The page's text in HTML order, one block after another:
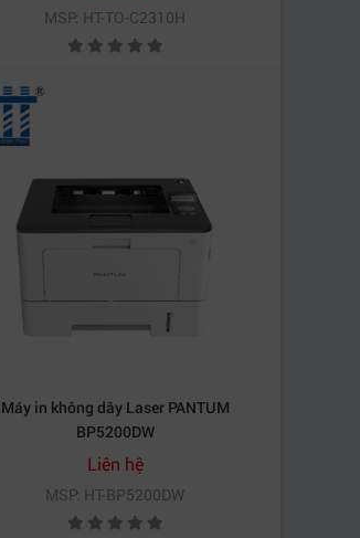
MSP: HT-TO-C2310H
Máy in không dây Laser PANTUM
BP5200DW
Liên hệ
MSP: HT-BP5200DW